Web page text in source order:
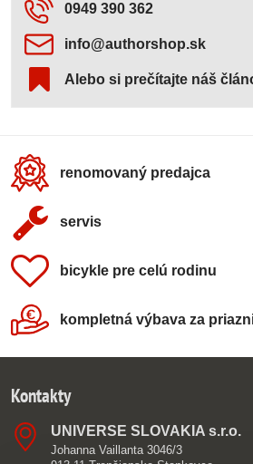
0949 390 362
info​@authorshop​.sk
Alebo si prečítajte náš
renomovaný predajca
servis
bicykle pre celú rodinu
kompletná výbava za
Kontakty
UNIVERSE SLOVAKIA s​.r​.o​.
Johanna Vaillanta 3046/3